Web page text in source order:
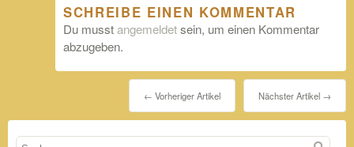
SCHREIBE EINEN KOMMENTAR
Du musstangemeldetsein, um einen Kommentar
abzugeben.
Nächster Artikel →
← Vorheriger Artikel